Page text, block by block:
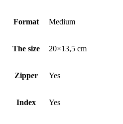
Format Medium
The size 20×13,5 cm
Zipper Yes
Index Yes